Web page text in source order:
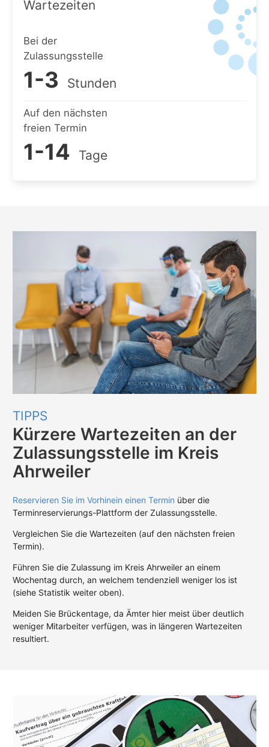
Wartezeiten
Bei der
Zulassungsstelle
1-3 Stunden
Auf den nächsten
freien Termin
1-14 Tage
TIPPS
Kürzere Wartezeiten an der
Zulassungsstelle im Kreis
Ahrweiler
Reservieren Sie im Vorhinein einen Termin über die
Terminreservierungs-Plattform der Zulassungsstelle.
Vergleichen Sie die Wartezeiten (auf den nächsten freien
Termin).
Führen Sie die Zulassung im Kreis Ahrweiler an einem
Wochentag durch, an welchem tendenziell weniger los ist
(siehe Statistik weiter oben).
Meiden Sie Brückentage, da Ämter hier meist über deutlich
weniger Mitarbeiter verfügen, was in längeren Wartezeiten
resultiert.